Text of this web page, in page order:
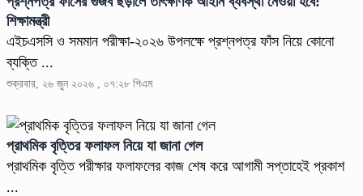
শিক্ষামন্ত্রী
এইচএসসি ও সমমান পরীক্ষা-২০২৬ উপলক্ষে প্রশ্নপত্র ফাঁস নিয়ে কোনো
ব্যক্তি ...
শুক্রবার, ২৬ জুন ২০২৬ , ০৭:২৮ পিএম
প্রাথমিক বৃত্তির ফলাফল নিয়ে যা জানা গেল
প্রাথমিক বৃত্তি পরীক্ষার ফলাফলের কাজ শেষ করে আগামী সপ্তাহেই প্রকাশ
...